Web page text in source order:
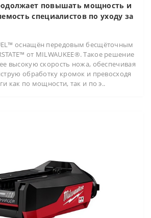
повышать мощность и
специалистов по уходу за
оснащён передовым бесщёточным
от MILWAUKEE®. Такое решение
высокую скорость ножа, обеспечивая
обработку кромок и превосходя
как по мощности, так и по э..